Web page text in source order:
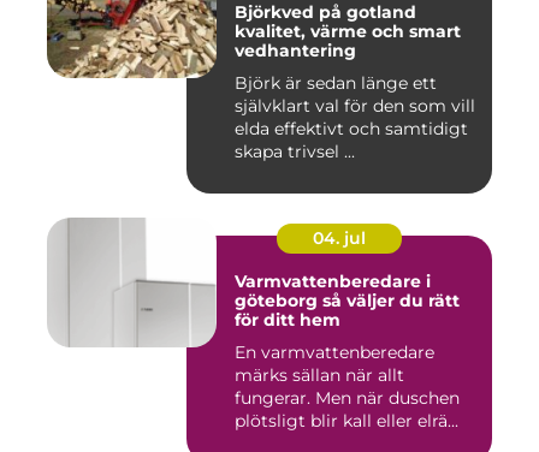
Björkved på gotland
kvalitet, värme och smart
vedhantering
Björk är sedan länge ett
självklart val för den som vill
elda effektivt och samtidigt
skapa trivsel ...
04. jul
Varmvattenberedare i
göteborg så väljer du rätt
för ditt hem
En varmvattenberedare
märks sällan när allt
fungerar. Men när duschen
plötsligt blir kall eller elrä...